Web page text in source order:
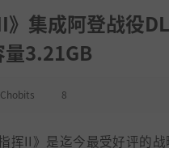
集成阿登战役
3.21GB
Chobits 8
挥II》是迄今最受好评的战